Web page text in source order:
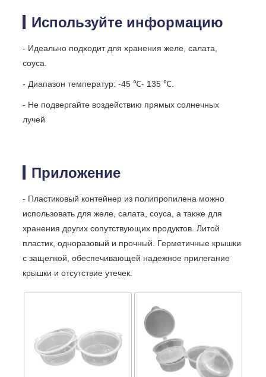
Используйте информацию
- Идеально подходит для хранения желе, салата,
соуса.
- Диапазон температур: -45 ℃- 135 ℃.
- Не подвергайте воздействию прямых солнечных
лучей
Приложение
- Пластиковый контейнер из полипропилена можно
использовать для желе, салата, соуса, а также для
хранения других сопутствующих продуктов. Литой
пластик, одноразовый и прочный. Герметичные крышки
с защелкой, обеспечивающей надежное прилегание
крышки и отсутствие утечек.